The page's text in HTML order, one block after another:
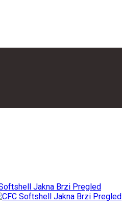
Brzi Pregled
Brzi Pregled